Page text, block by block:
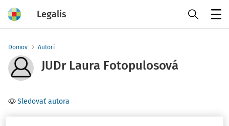
Legalis
Domov Autori
JUDr Laura Fotopulosová
Sledovať autora